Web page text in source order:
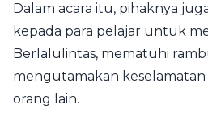
Dalam acara itu, pihaknya
kepada para pelajar untuk
Berlalulintas, mematuhi
mengutamakan
orang lain.